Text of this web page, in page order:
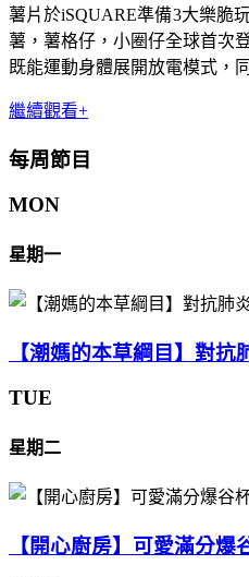
薯片於iSQUARE準備3大樂脆
薯，薯格仔，小圈仔全球首次
既能運動身體展開放電模式，
繼續觀看+
每周節目
MON
星期一
【潮媽的本草綱目】對抗
TUE
星期二
【開心廚房】可愛滿分爆